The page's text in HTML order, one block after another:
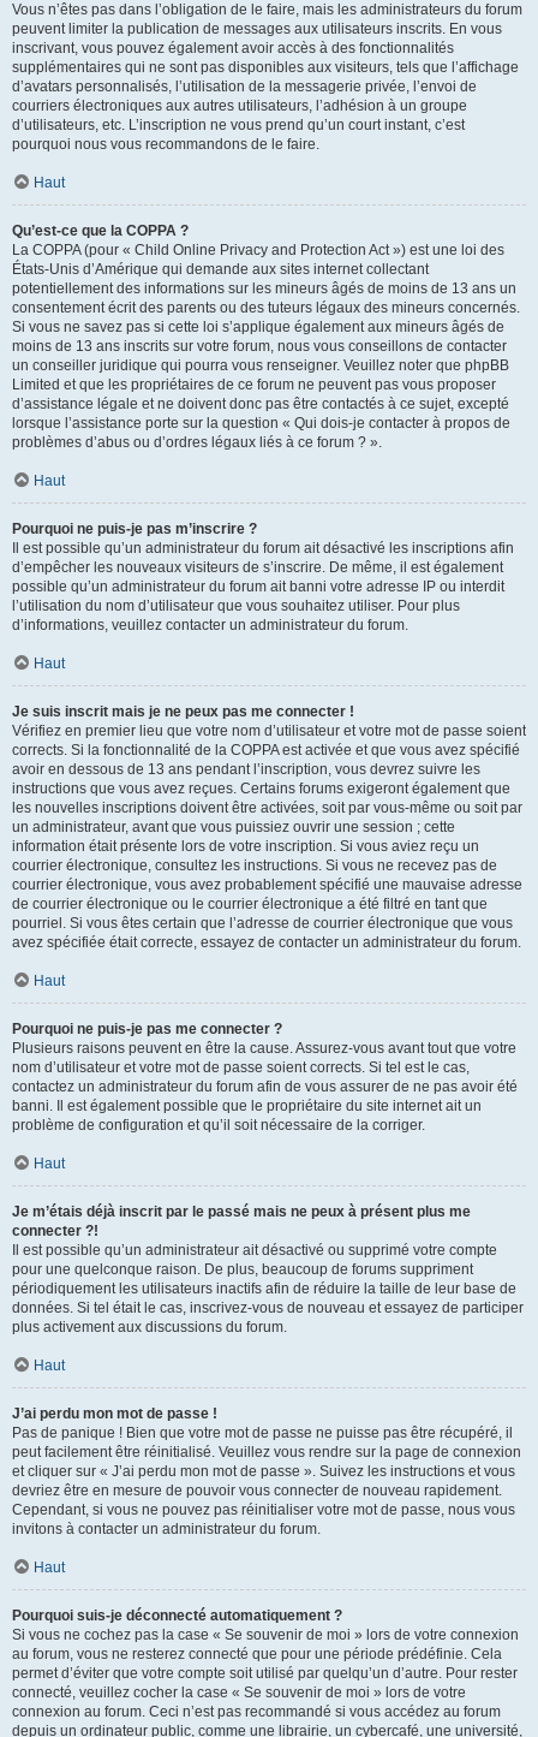
Vous n’êtes pas dans l’obligation de le faire, mais les administrateurs du forum
peuvent limiter la publication de messages aux utilisateurs inscrits. En vous
inscrivant, vous pouvez également avoir accès à des fonctionnalités
supplémentaires qui ne sont pas disponibles aux visiteurs, tels que l’affichage
d’avatars personnalisés, l’utilisation de la messagerie privée, l’envoi de
courriers électroniques aux autres utilisateurs, l’adhésion à un groupe
d’utilisateurs, etc. L’inscription ne vous prend qu’un court instant, c’est
pourquoi nous vous recommandons de le faire.
Haut
Qu’est-ce que la COPPA ?
La COPPA (pour « Child Online Privacy and Protection Act ») est une loi des
États-Unis d’Amérique qui demande aux sites internet collectant
potentiellement des informations sur les mineurs âgés de moins de 13 ans un
consentement écrit des parents ou des tuteurs légaux des mineurs concernés.
Si vous ne savez pas si cette loi s’applique également aux mineurs âgés de
moins de 13 ans inscrits sur votre forum, nous vous conseillons de contacter
un conseiller juridique qui pourra vous renseigner. Veuillez noter que phpBB
Limited et que les propriétaires de ce forum ne peuvent pas vous proposer
d’assistance légale et ne doivent donc pas être contactés à ce sujet, excepté
lorsque l’assistance porte sur la question « Qui dois-je contacter à propos de
problèmes d’abus ou d’ordres légaux liés à ce forum ? ».
Haut
Pourquoi ne puis-je pas m’inscrire ?
Il est possible qu’un administrateur du forum ait désactivé les inscriptions afin
d’empêcher les nouveaux visiteurs de s’inscrire. De même, il est également
possible qu’un administrateur du forum ait banni votre adresse IP ou interdit
l’utilisation du nom d’utilisateur que vous souhaitez utiliser. Pour plus
d’informations, veuillez contacter un administrateur du forum.
Haut
Je suis inscrit mais je ne peux pas me connecter !
Vérifiez en premier lieu que votre nom d’utilisateur et votre mot de passe soient
corrects. Si la fonctionnalité de la COPPA est activée et que vous avez spécifié
avoir en dessous de 13 ans pendant l’inscription, vous devrez suivre les
instructions que vous avez reçues. Certains forums exigeront également que
les nouvelles inscriptions doivent être activées, soit par vous-même ou soit par
un administrateur, avant que vous puissiez ouvrir une session ; cette
information était présente lors de votre inscription. Si vous aviez reçu un
courrier électronique, consultez les instructions. Si vous ne recevez pas de
courrier électronique, vous avez probablement spécifié une mauvaise adresse
de courrier électronique ou le courrier électronique a été filtré en tant que
pourriel. Si vous êtes certain que l’adresse de courrier électronique que vous
avez spécifiée était correcte, essayez de contacter un administrateur du forum.
Haut
Pourquoi ne puis-je pas me connecter ?
Plusieurs raisons peuvent en être la cause. Assurez-vous avant tout que votre
nom d’utilisateur et votre mot de passe soient corrects. Si tel est le cas,
contactez un administrateur du forum afin de vous assurer de ne pas avoir été
banni. Il est également possible que le propriétaire du site internet ait un
problème de configuration et qu’il soit nécessaire de la corriger.
Haut
Je m’étais déjà inscrit par le passé mais ne peux à présent plus me
connecter ?!
Il est possible qu’un administrateur ait désactivé ou supprimé votre compte
pour une quelconque raison. De plus, beaucoup de forums suppriment
périodiquement les utilisateurs inactifs afin de réduire la taille de leur base de
données. Si tel était le cas, inscrivez-vous de nouveau et essayez de participer
plus activement aux discussions du forum.
Haut
J’ai perdu mon mot de passe !
Pas de panique ! Bien que votre mot de passe ne puisse pas être récupéré, il
peut facilement être réinitialisé. Veuillez vous rendre sur la page de connexion
et cliquer sur « J’ai perdu mon mot de passe ». Suivez les instructions et vous
devriez être en mesure de pouvoir vous connecter de nouveau rapidement.
Cependant, si vous ne pouvez pas réinitialiser votre mot de passe, nous vous
invitons à contacter un administrateur du forum.
Haut
Pourquoi suis-je déconnecté automatiquement ?
Si vous ne cochez pas la case « Se souvenir de moi » lors de votre connexion
au forum, vous ne resterez connecté que pour une période prédéfinie. Cela
permet d’éviter que votre compte soit utilisé par quelqu’un d’autre. Pour rester
connecté, veuillez cocher la case « Se souvenir de moi » lors de votre
connexion au forum. Ceci n’est pas recommandé si vous accédez au forum
depuis un ordinateur public, comme une librairie, un cybercafé, une université,